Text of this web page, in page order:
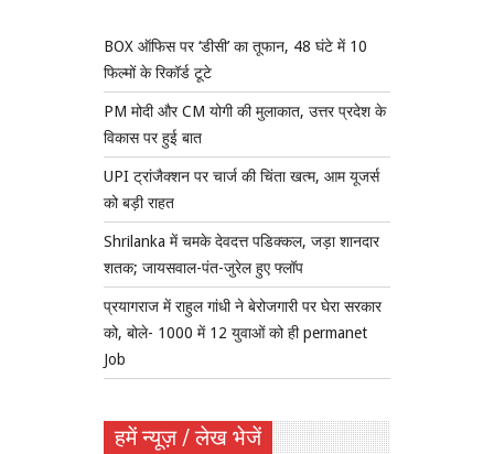
BOX ऑफिस पर ‘डीसी’ का तूफान, 48 घंटे में 10
फिल्मों के रिकॉर्ड टूटे
PM मोदी और CM योगी की मुलाकात, उत्तर प्रदेश के
विकास पर हुई बात
UPI ट्रांजैक्शन पर चार्ज की चिंता खत्म, आम यूजर्स
को बड़ी राहत
Shrilanka में चमके देवदत्त पडिक्कल, जड़ा शानदार
शतक; जायसवाल-पंत-जुरेल हुए फ्लॉप
प्रयागराज में राहुल गांधी ने बेरोजगारी पर घेरा सरकार
को, बोले- 1000 में 12 युवाओं को ही permanet
Job
हमें न्यूज़ / लेख भेजें